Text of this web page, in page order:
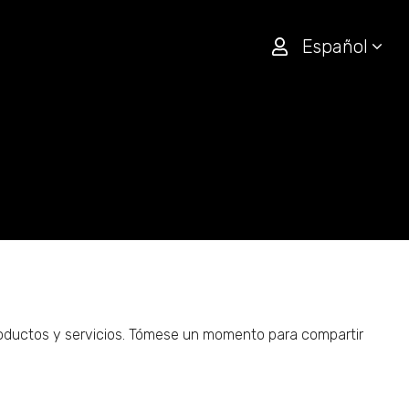
Español
y servicios. Tómese un momento para compartir